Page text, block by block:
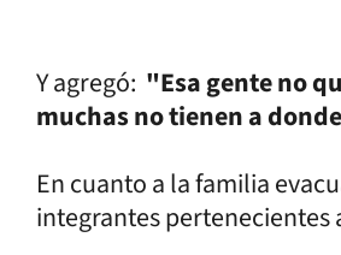
Y agregó: "Esa gente no
muchas no tienen a
En cuanto a la familia
integrantes pertenecientes